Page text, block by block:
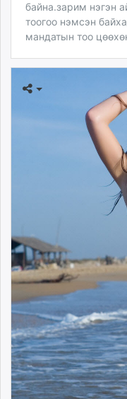
байна.зарим нэгэн
тоогоо нэмсэн
мандатын тоо